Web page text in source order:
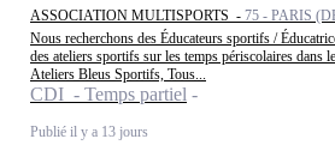
ASSOCIATION MULTISPORTS - 75 - PARIS
Nous recherchons des Éducateurs sportifs /
des ateliers sportifs sur les temps périscolaires dans
Ateliers Bleus Sportifs, Tous...
CDI - Temps partiel
Publié il y a 13 jours